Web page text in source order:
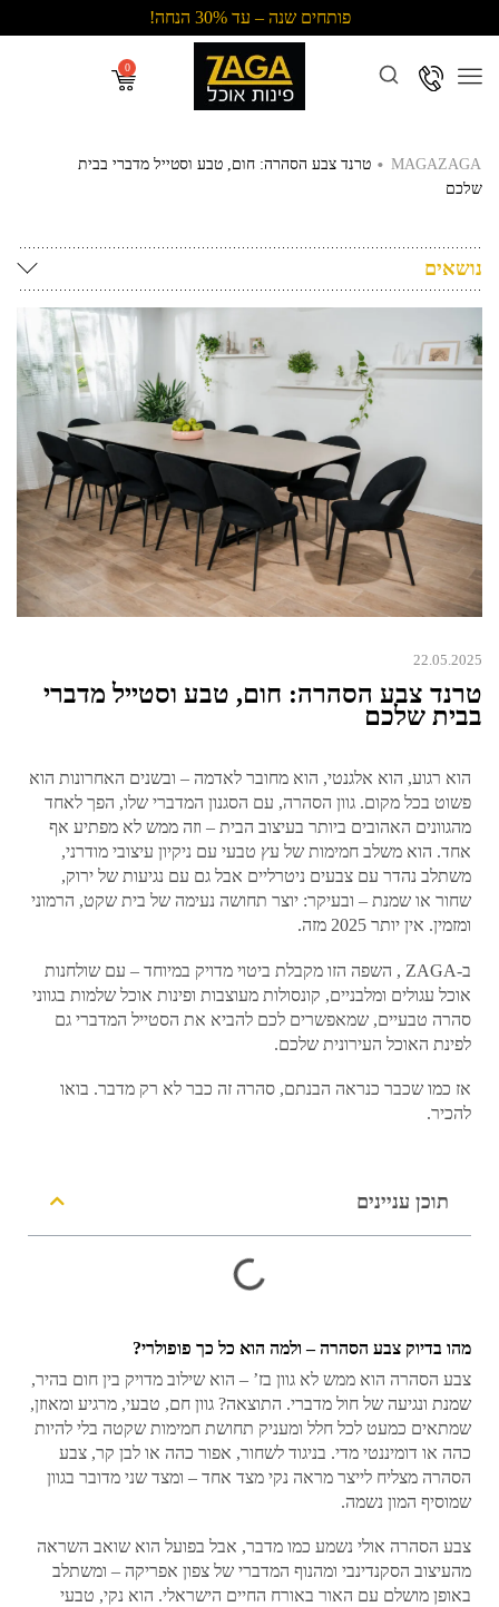
פותחים שנה – עד 30% הנחה!
Menu
MAGAZAGA
. טרנד צבע הסהרה: חום, טבע וסטייל מדברי בבית
שלכם
נושאים
22.05.2025
טרנד צבע הסהרה: חום, טבע וסטייל מדברי
בבית שלכם
הוא רגוע, הוא אלגנטי, הוא מחובר לאדמה – ובשנים האחרונות הוא
פשוט בכל מקום. גוון הסהרה, עם הסגנון המדברי שלו, הפך לאחד
מהגוונים האהובים ביותר בעיצוב הבית – וזה ממש לא מפתיע אף
אחד. הוא משלב חמימות של עץ טבעי עם ניקיון עיצובי מודרני,
משתלב נהדר עם צבעים ניטרליים אבל גם עם נגיעות של ירוק,
שחור או שמנת – ובעיקר: יוצר תחושה נעימה של בית שקט, הרמוני
ומזמין. אין יותר 2025 מזה.
ב-ZAGA , השפה הזו מקבלת ביטוי מדויק במיוחד – עם שולחנות
אוכל עגולים ומלבניים, קונסולות מעוצבות ופינות אוכל שלמות בגווני
סהרה טבעיים, שמאפשרים לכם להביא את הסטייל המדברי גם
לפינת האוכל העירונית שלכם.
אז כמו שכבר כנראה הבנתם, סהרה זה כבר לא רק מדבר. בואו
להכיר.
תוכן עניינים
מהו בדיוק צבע הסהרה – ולמה הוא כל כך פופולרי?
צבע הסהרה הוא ממש לא גוון בז’ – הוא שילוב מדויק בין חום בהיר,
שמנת ונגיעה של חול מדברי. התוצאה? גוון חם, טבעי, מרגיע ומאוזן,
שמתאים כמעט לכל חלל ומעניק תחושת חמימות שקטה בלי להיות
כהה או דומיננטי מדי. בניגוד לשחור, אפור כהה או לבן קר, צבע
הסהרה מצליח לייצר מראה נקי מצד אחד – ומצד שני מדובר בגוון
שמוסיף המון נשמה.
צבע הסהרה אולי נשמע כמו מדבר, אבל בפועל הוא שואב השראה
מהעיצוב הסקנדינבי ומהנוף המדברי של צפון אפריקה – ומשתלב
באופן מושלם עם האור באורח החיים הישראלי. הוא נקי, טבעי